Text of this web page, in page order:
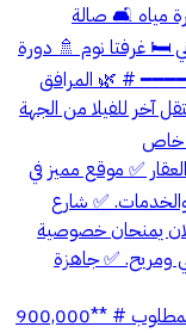
مياه 🛋️ صالة
غرفتا نوم 🚿 دورة
# 🌿 المرافق
آخر للفيلا من الجهة
خاص
✅ موقع مميز في
✅ شارع
مدخلان يمنحان خصوصية
ومريح. ✅ جاهزة
━━━━━━━━━━━━━━━━━━━━ # 💰 السعر المطلوب # **900,000